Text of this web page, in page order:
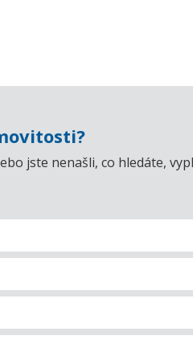
jste nenašli, co hledáte,